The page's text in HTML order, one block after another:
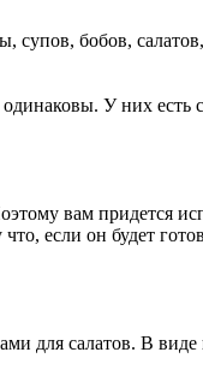
супов, бобов,
У них
вам придется
если он будет
для салатов. В